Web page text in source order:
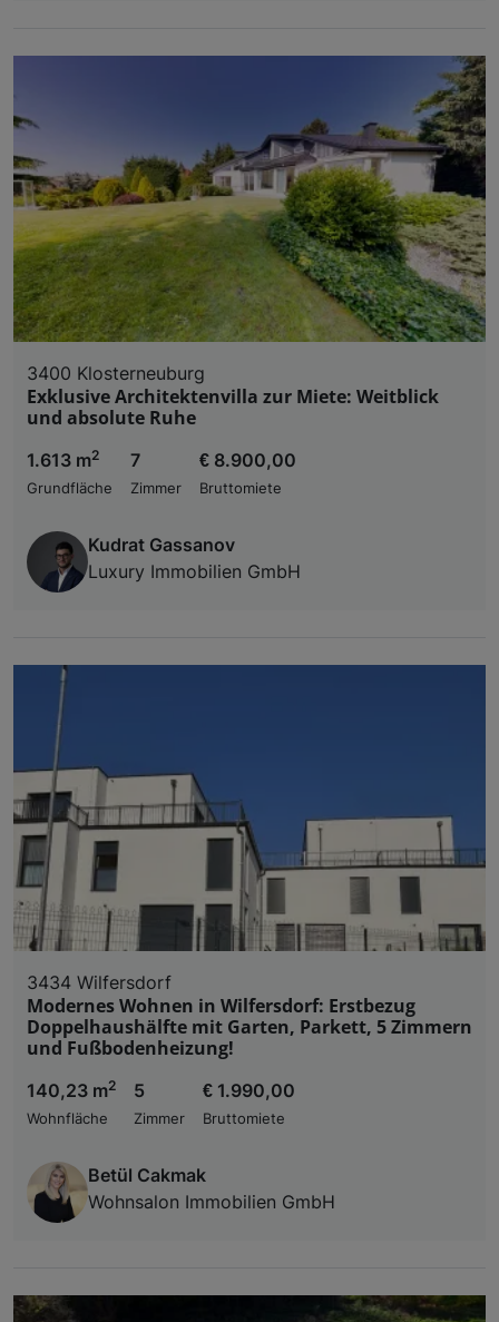
3400 Klosterneuburg
Exklusive Architektenvilla zur Miete: Weitblick
und absolute Ruhe
1.613 m2
Grundfläche
7
Zimmer
€ 8.900,00
Bruttomiete
Kudrat Gassanov
Luxury Immobilien GmbH
3434 Wilfersdorf
Modernes Wohnen in Wilfersdorf: Erstbezug
Doppelhaushälfte mit Garten, Parkett, 5 Zimmern
und Fußbodenheizung!
140,23 m2
Wohnfläche
5
Zimmer
€ 1.990,00
Bruttomiete
Betül Cakmak
Wohnsalon Immobilien GmbH